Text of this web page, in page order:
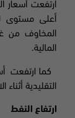
أعلى مستوى
المخاوف من
المالية.
كما ارتفعت
التقليدية
ارتفاع النفط